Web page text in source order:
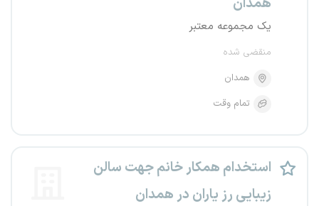
یک مجموعه معتبر
منقضی شده
همدان
تمام وقت
استخدام همکار خانم جهت سالن
زیبایی رز یاران در همدان